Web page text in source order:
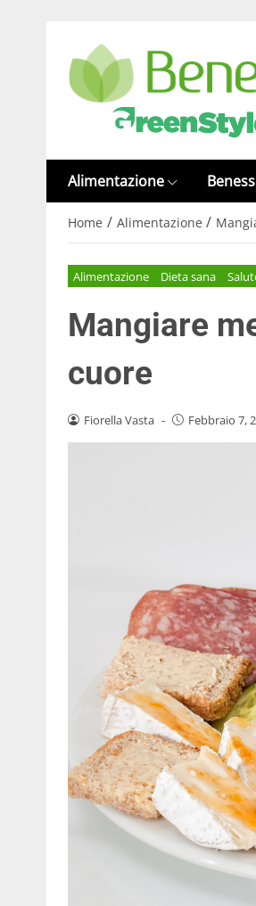
Alimentazione
Home / Alimentazione /
Alimentazione Dieta sana
Mangiare
cuore
Fiorella Vasta - Febbraio 7,